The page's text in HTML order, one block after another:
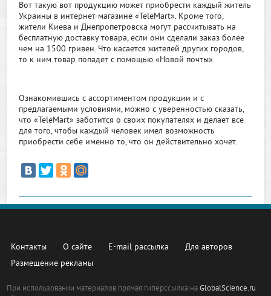
Вот такую вот продукцию может приобрести каждый житель
Украины в интернет-магазине «TeleMart». Кроме того,
жители Киева и Днепропетровска могут рассчитывать на
бесплатную доставку товара, если они сделали заказ более
чем на 1500 гривен. Что касается жителей других городов,
то к ним товар попадет с помощью «Новой почты».
Ознакомившись с ассортиментом продукции и с
предлагаемыми условиями, можно с уверенностью сказать,
что «TeleMart» заботится о своих покупателях и делает все
для того, чтобы каждый человек имел возможность
приобрести себе именно то, что он действительно хочет.
Контакты О сайте E-mail рассылка
Для авторов
Размещение рекламы
При использовании материалов прямая гиперссылка наGlobalScience.ru